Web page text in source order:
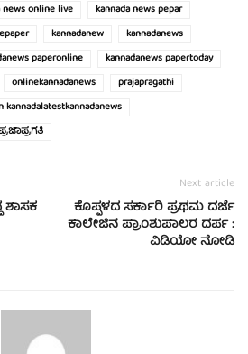
news online live
kannada news pepar
kannadanew
kannadanews
paperonline
kannadanews papertoday
onlinekannadanews
prajapragathi
kannadalatestkannadanews
ಶಾಸಕ
Next article
ಕೊಪ್ಪಳದ ಸರ್ಕಾರಿ ಪ್ರಥಮ ದರ್ಜೆ
ಕಾಲೇಜಿನ ಪ್ರಾಂಶುಪಾಲರ ದರ್ಪ :
ವಿಡಿಯೋ ನೋಡಿ